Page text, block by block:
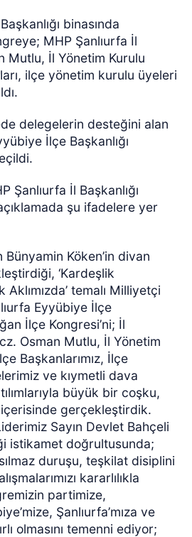
binasında
MHP Şanlıurfa İl
Mutlu, İl Yönetim Kurulu
ilçe yönetim kurulu üyeleri
delegelerin desteğini alan
İlçe Başkanlığı
Şanlıurfa İl Başkanlığı
şu ifadelere yer
Bünyamin Köken’in divan
‘Kardeşlik
temalı Milliyetçi
Eyyübiye İlçe
İlçe Kongresi’ni; İl
Osman Mutlu, İl Yönetim
Başkanlarımız, İlçe
ve kıymetli dava
büyük bir coşku,
gerçekleştirdik.
Sayın Devlet Bahçeli
istikamet doğrultusunda;
duruşu, teşkilat disiplini
kararlılıkla
partimize,
Şanlıurfa’mıza ve
olmasını temenni ediyor;